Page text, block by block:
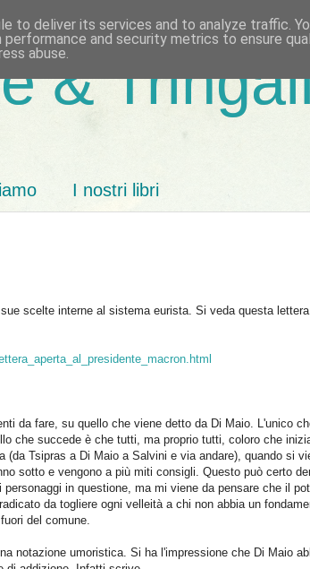
&
I nostri libri
scelte interne al sistema eurista. Si veda questa
da fare, su quello che viene detto da Di Maio. L'unico
che succede è che tutti, ma proprio tutti, coloro che
(da Tsipras a Di Maio a Salvini e via andare), quando si
sotto e vengono a più miti consigli. Questo può certo
in questione, ma mi viene da pensare che il
da togliere ogni velleità a chi non abbia un
del comune.
notazione umoristica. Si ha l'impressione che Di Maio
to deliver its services and to analyze traffic.
performance and security metrics to ensure
abuse.